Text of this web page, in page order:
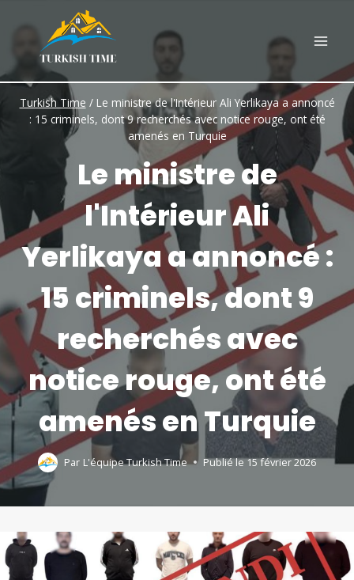
content
Turkish Time / Le ministre de l'Intérieur Ali Yerlikaya a annoncé
: 15 criminels, dont 9 recherchés avec notice rouge, ont été
amenés en Turquie
Le ministre de
l'Intérieur Ali
Yerlikaya a annoncé :
15 criminels, dont 9
recherchés avec
notice rouge, ont été
amenés en Turquie
Par L'équipe Turkish Time Publié le15 février 2026